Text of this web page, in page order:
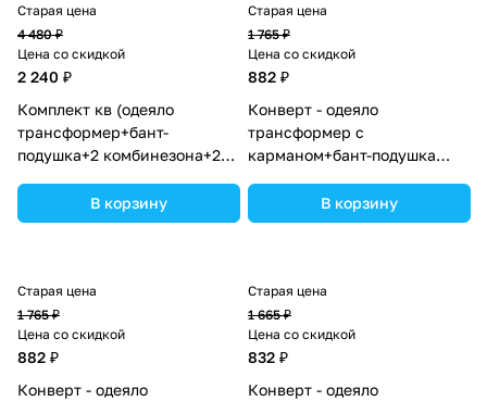
Старая цена
4 480 ₽
Цена со скидкой
2 240 ₽
Комплект кв (одеяло
трансформер+бант-
подушка+2 комбинезона+2
2_09) цвета в ассортименте.
В корзину
Старая цена
1 765 ₽
Цена со скидкой
882 ₽
Конверт - одеяло
трансформер с
карманом+бант-подушка
(№7496-0-1_15) цвета в
ассортименте.
В корзину
Старая цена
1 765 ₽
Цена со скидкой
882 ₽
Конверт - одеяло
Старая цена
1 665 ₽
Цена со скидкой
832 ₽
Конверт - одеяло